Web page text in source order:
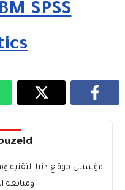
SPSS
مؤسس موقع دنيا التقنية
ومتابعة